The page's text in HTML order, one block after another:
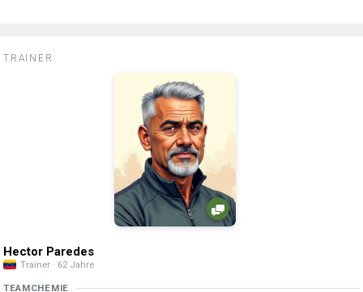
TRAINER:
Hector Paredes
Trainer · 62 Jahre
TEAMCHEMIE